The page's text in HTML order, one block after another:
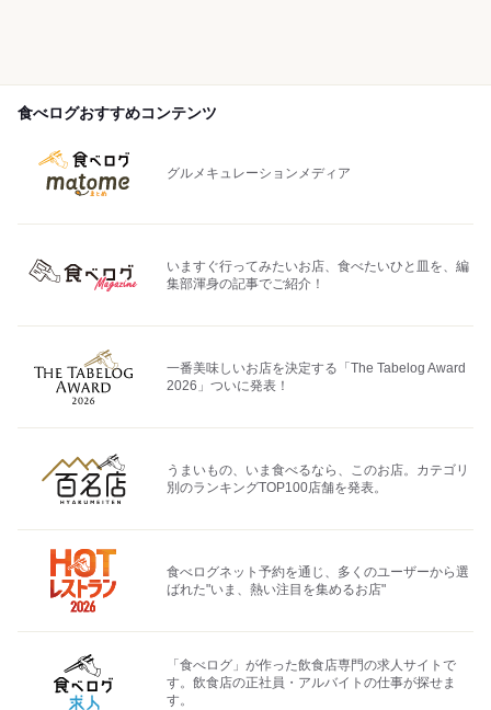
食べログおすすめコンテンツ
グルメキュレーションメディア
いますぐ行ってみたいお店、食べたいひと皿を、編
集部渾身の記事でご紹介！
一番美味しいお店を決定する「The Tabelog Award
2026」ついに発表！
うまいもの、いま食べるなら、このお店。カテゴリ
別のランキングTOP100店舗を発表。
食べログネット予約を通じ、多くのユーザーから選
ばれた"いま、熱い注目を集めるお店"
「食べログ」が作った飲食店専門の求人サイトで
す。飲食店の正社員・アルバイトの仕事が探せま
す。